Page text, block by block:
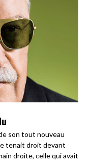
son tout nouveau
tenait droit devant
droite, celle qui avait